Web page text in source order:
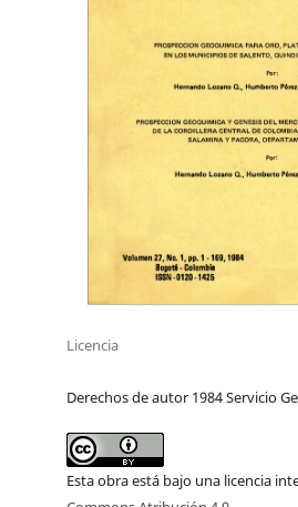
Licencia
Derechos de autor 1984 Servicio
Esta obra está bajo una licencia